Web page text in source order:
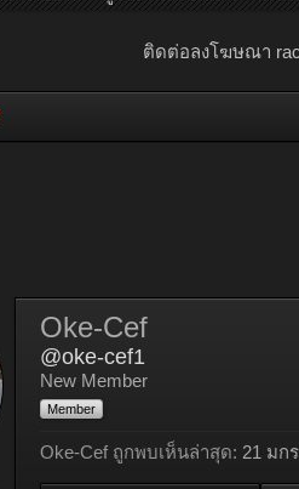
ติดต่อลงโฆษณา
Oke-Cef
@oke-cef1
New Member
Member
Oke-Cef ถูกพบเห็นล่าสุด: 21 มก